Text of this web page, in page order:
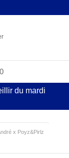
0
du mardi
x Poyz&Pirlz